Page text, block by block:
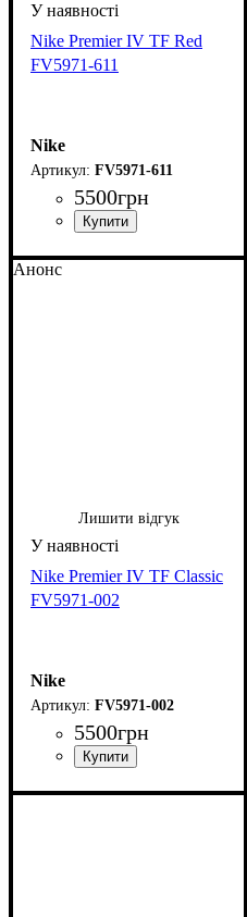
Nike Premier IV TF Red
FV5971-611
Nike
FV5971-611
5500грн
Анонс
Лишити відгук
Nike Premier IV TF Classic
FV5971-002
Nike
FV5971-002
5500грн